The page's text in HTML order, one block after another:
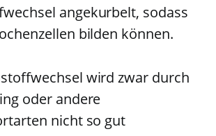
angekurbelt, sodass
bilden können.
wird zwar durch
oder andere
nicht so gut